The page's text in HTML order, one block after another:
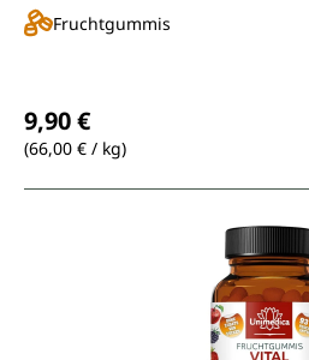
Fruchtgummis
9,90 €
(66,00 € / kg)